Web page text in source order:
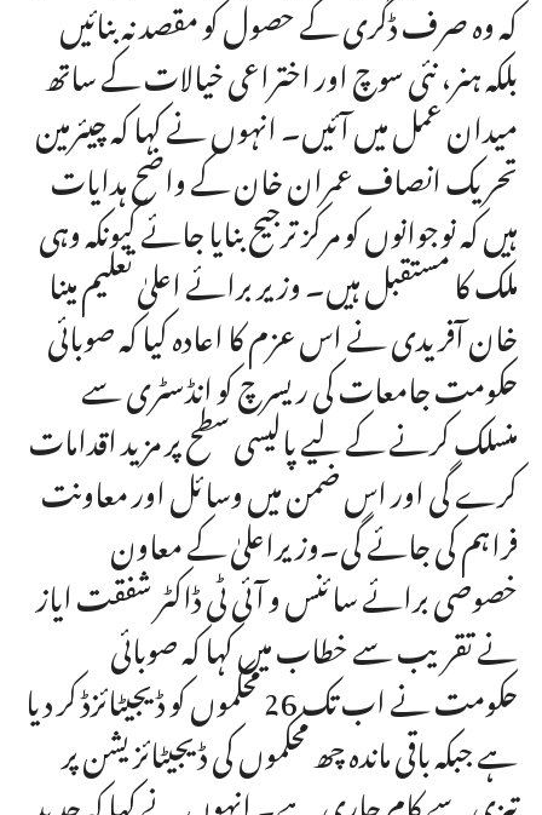
کہ وہ صرف ڈگری کے حصول کو مقصد نہ بنائیں
بلکہ ہنر، نئی سوچ اور اختراعی خیالات کے ساتھ
میدان عمل میں آئیں۔ انہوں نے کہا کہ چیئرمین
تحریک انصاف عمران خان کے واضح ہدایات
ہیں کہ نوجوانوں کو مرکز ترجیح بنایا جائے کیونکہ وہی
ملک کا مستقبل ہیں۔ وزیر برائے اعلیٰ تعلیم مینا
خان آفریدی نے اس عزم کا اعادہ کیا کہ صوبائی
حکومت جامعات کی ریسرچ کو انڈسٹری سے
منسلک کرنے کے لیے پالیسی سطح پر مزید اقدامات
کرے گی اور اس ضمن میں وسائل اور معاونت
فراہم کی جائے گی۔وزیراعلیٰ کے معاون
خصوصی برائے سائنس و آئی ٹی ڈاکٹر شفقت ایاز
نے تقریب سے خطاب میں کہا کہ صوبائی
حکومت نے اب تک 26 محکموں کو ڈیجیٹائزڈ کر دیا
ہے جبکہ باقی ماندہ چھ محکموں کی ڈیجیٹائزیشن پر
تیزی سے کام جاری ہے۔ انہوں نے کہا کہ جدید